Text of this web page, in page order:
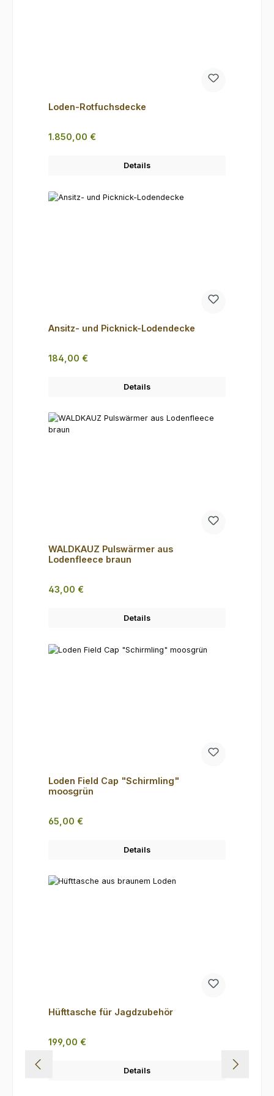
Loden-Rotfuchsdecke
Regulärer Preis:
1.850,00 €
Details
Ansitz- und Picknick-Lodendecke
Regulärer Preis:
184,00 €
Details
WALDKAUZ Pulswärmer aus
Lodenfleece braun
Regulärer Preis:
43,00 €
Details
Loden Field Cap "Schirmling"
moosgrün
Regulärer Preis:
65,00 €
Details
Hüfttasche für Jagdzubehör
Regulärer Preis:
199,00 €
Details